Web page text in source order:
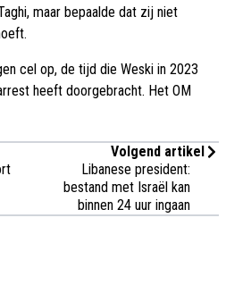
maar bepaalde dat zij niet
cel op, de tijd die Weski in 2023
heeft doorgebracht. Het OM
Volgend artikel
Libanese president:
bestand met Israël kan
binnen 24 uur ingaan